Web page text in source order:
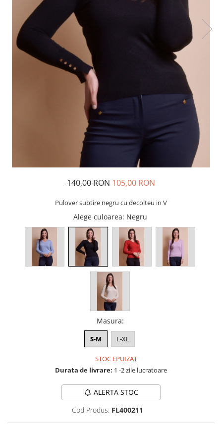
140,00 RON 105,00 RON
Pulover subtire negru cu decolteu in V
Alege culoarea: Negru
Masura:
S-M L-XL
STOC EPUIZAT
Durata de livrare: 1 -2 zile lucratoare
ALERTA STOC
Cod Produs: FL400211